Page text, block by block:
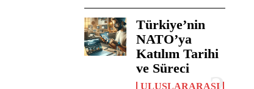
Türkiye’nin
NATO’ya
Katılım Tarihi
ve Süreci
ULUSLARARASI